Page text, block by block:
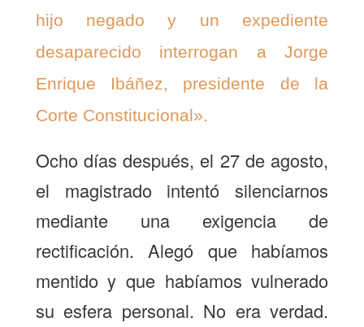
hijo negado y un expediente
desaparecido interrogan a Jorge
Enrique Ibáñez, presidente de la
Corte Constitucional».
Ocho días después, el 27 de agosto,
el magistrado intentó silenciarnos
mediante una exigencia de
rectificación. Alegó que habíamos
mentido y que habíamos vulnerado
su esfera personal. No era verdad.